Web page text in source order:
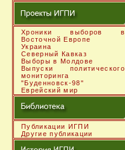
Хроники выборов в
Восточной Европе
Украина
Северный Кавказ
Выборы в Молдове
Выпуски политического
мониторинга
"Буденновск-98"
Еврейский мир
Публикации ИГПИ
Другие публикации